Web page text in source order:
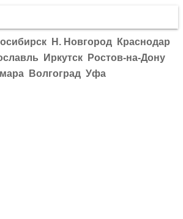
Н. Новгород
Краснодар
Иркутск
Ростов-на-Дону
Волгоград Уфа